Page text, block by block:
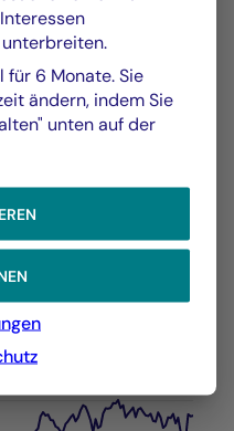
à des simulations de
Time. Data ranges
values. Data ranges
Am :
6 Monate. Sie
ändern, indem Sie
unten auf der